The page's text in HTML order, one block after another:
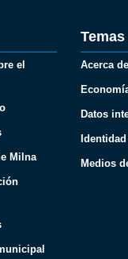
el
Milna
Temas
Acerca
Datos
Medios